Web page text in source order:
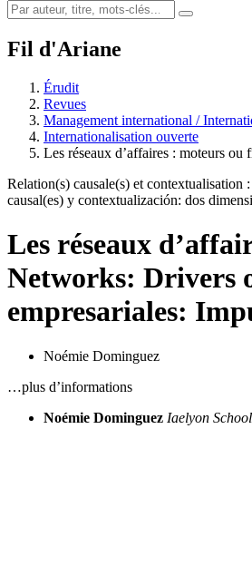
Fil d'Ariane
Érudit
Revues
Management international /
Internationalisation ouverte
Les réseaux d’affaires : moteurs
Relation(s) causale(s) et contextualisation
causal(es) y contextualización: dos
Les réseaux
Networks: Drivers
empresariales:
Noémie Dominguez
…plus d’informations
Noémie Dominguez Iaelyon